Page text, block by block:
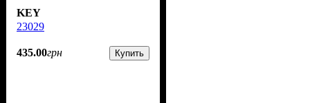
KEY
23029
435.00грн Купить